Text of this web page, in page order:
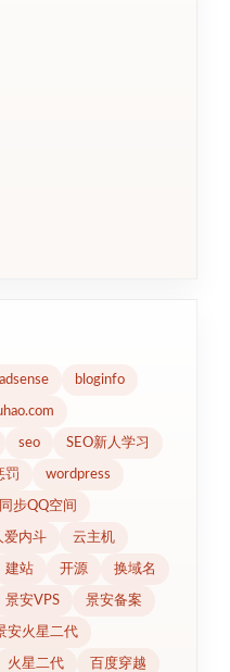
adsense bloginfo
seo SEO新人学习
罚 wordpress
步QQ空间
爱内斗 云主机
建站 开源 换域名
景安VPS 景安备案
安火星二代
火星二代 百度穿越